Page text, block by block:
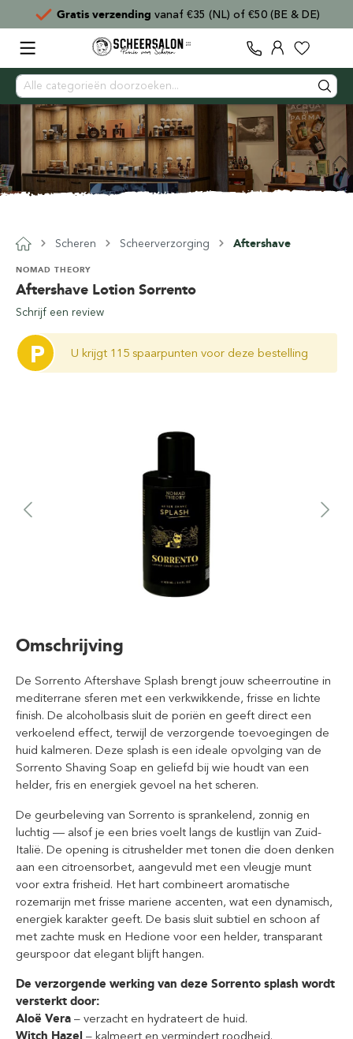
(BE & DE) Voor15:00besteld,direct verzonden
Scheren Scheerverzorging Aftershave
Aftershave Lotion Sorrento
NOMAD THEORY
Schrijf een review
P U krijgt 115 spaarpunten voor deze bestelling
Omschrijving
De Sorrento Aftershave Splash brengt jouw scheerroutine in
mediterrane sferen met een verkwikkende, frisse en lichte
finish. De alcoholbasis sluit de poriën en geeft direct een
verkoelend effect, terwijl de verzorgende toevoegingen de
huid kalmeren. Deze splash is een ideale opvolging van de
Sorrento Shaving Soap en geliefd bij wie houdt van een
helder, fris en energiek gevoel na het scheren.
De geurbeleving van Sorrento is sprankelend, zonnig en
luchtig — alsof je een bries voelt langs de kustlijn van Zuid-
Italië. De opening is citrushelder met tonen die doen denken
aan een citroensorbet, aangevuld met een vleugje munt
voor extra frisheid. Het hart combineert aromatische
rozemarijn met frisse mariene accenten, wat een dynamisch,
energiek karakter geeft. De basis sluit subtiel en schoon af
met zachte musk en Hedione voor een helder, transparant
geurspoor dat elegant blijft hangen.
De verzorgende werking van deze Sorrento splash wordt
versterkt door:
Aloë Vera – verzacht en hydrateert de huid.
Witch Hazel – kalmeert en vermindert roodheid.